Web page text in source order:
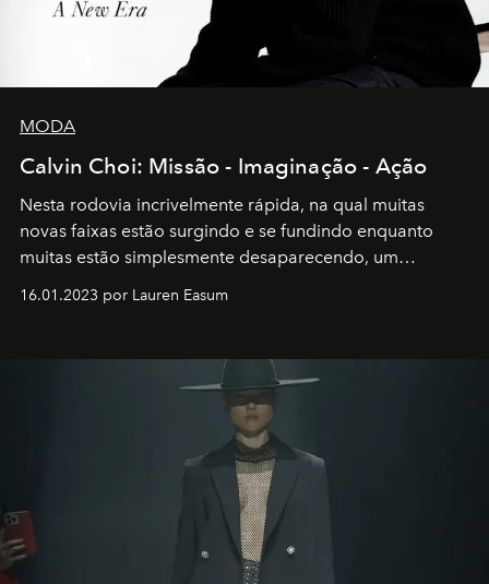
MODA
Calvin Choi: Missão - Imaginação - Ação
Nesta rodovia incrivelmente rápida, na qual muitas
novas faixas estão surgindo e se fundindo enquanto
muitas estão simplesmente desaparecendo, um
transportador AMTD abrindo caminho para muitos
por propósitos, com um claro senso de missão na vida e
16.01.2023 por Lauren Easum